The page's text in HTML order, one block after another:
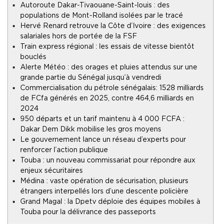
Autoroute Dakar-Tivaouane-Saint-louis : des
populations de Mont-Rolland isolées par le tracé
Hervé Renard retrouve la Côte d’Ivoire : des exigences
salariales hors de portée de la FSF
Train express régional : les essais de vitesse bientôt
bouclés
Alerte Météo : des orages et pluies attendus sur une
grande partie du Sénégal jusqu’à vendredi
Commercialisation du pétrole sénégalais : 1528 milliards
de FCfa générés en 2025, contre 464,6 milliards en
2024
950 départs et un tarif maintenu à 4 000 FCFA :
Dakar Dem Dikk mobilise les gros moyens
Le gouvernement lance un réseau d’experts pour
renforcer l’action publique
Touba : un nouveau commissariat pour répondre aux
enjeux sécuritaires
Médina : vaste opération de sécurisation, plusieurs
étrangers interpellés lors d’une descente policière
Grand Magal : la Dpetv déploie des équipes mobiles à
Touba pour la délivrance des passeports